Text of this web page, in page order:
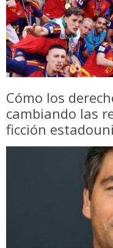
Cómo los
cambiando las
ficción